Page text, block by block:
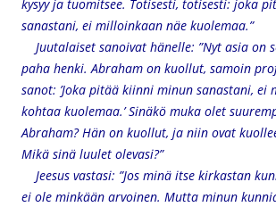
kysyy ja tuomitsee. Totisesti, totisesti: joka
sanastani, ei milloinkaan näe kuolemaa.”
Juutalaiset sanoivat hänelle: ”Nyt asia on
paha henki. Abraham on kuollut, samoin
sanot: ’Joka pitää kiinni minun sanastani, ei
kohtaa kuolemaa.’ Sinäkö muka olet
Abraham? Hän on kuollut, ja niin ovat
Mikä sinä luulet olevasi?”
Jeesus vastasi: ”Jos minä itse kirkastan
ei ole minkään arvoinen. Mutta minun